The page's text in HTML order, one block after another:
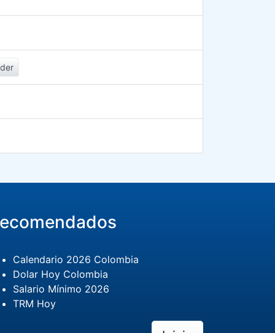
Calendario 2026 Colombia
Dolar Hoy Colombia
Salario Mínimo 2026
TRM Hoy